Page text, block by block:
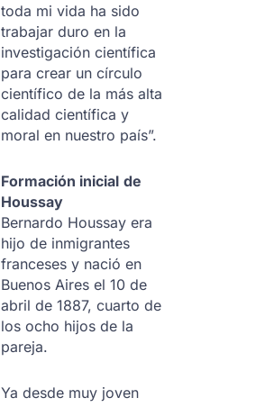
toda mi vida ha sido
trabajar duro en la
investigación científica
para crear un círculo
científico de la más alta
calidad científica y
moral en nuestro país”.
Formación inicial de
Houssay
Bernardo Houssay era
hijo de inmigrantes
franceses y nació en
Buenos Aires el 10 de
abril de 1887, cuarto de
los ocho hijos de la
pareja.
Ya desde muy joven